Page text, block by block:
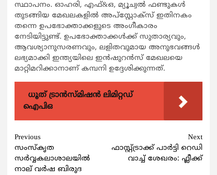
സ്ഥാപനം. ഓഹരി, എഫ്&ഒ, മ്യൂച്വല്‍ ഫണ്ടുകള്‍
തുടങ്ങിയ മേഖലകളില്‍ അപ്സ്റ്റോക്സ് ഇതിനകം
തന്നെ ഉപഭോക്താക്കളുടെ അംഗീകാരം
നേടിയിട്ടുണ്ട്. ഉപഭോക്താക്കള്‍ക്ക് സുതാര്യവും,
ആവശ്യാനുസരണവും, ലളിതവുമായ അനുഭവങ്ങള്‍
ലഭ്യമാക്കി ഇന്ത്യയിലെ ഇന്‍ഷുറന്‍സ് മേഖലയെ
മാറ്റിമറിക്കാനാണ് കമ്പനി ഉദ്ദേശിക്കുന്നത്.
ധൂത് ട്രാൻസ്മിഷൻ ലിമിറ്റഡ്
ഐപിഒ
Continue
Reading
Previous
സംസ്കൃത
സര്‍വ്വകലാശാലയില്‍
നാല് വര്‍ഷ ബിരുദ
Next
ഫാസ്റ്റ്ട്രാക്ക് പാര്‍ട്ടി റെഡി
വാച്ച് ശേഖരം: ഫ്ലീക്ക്